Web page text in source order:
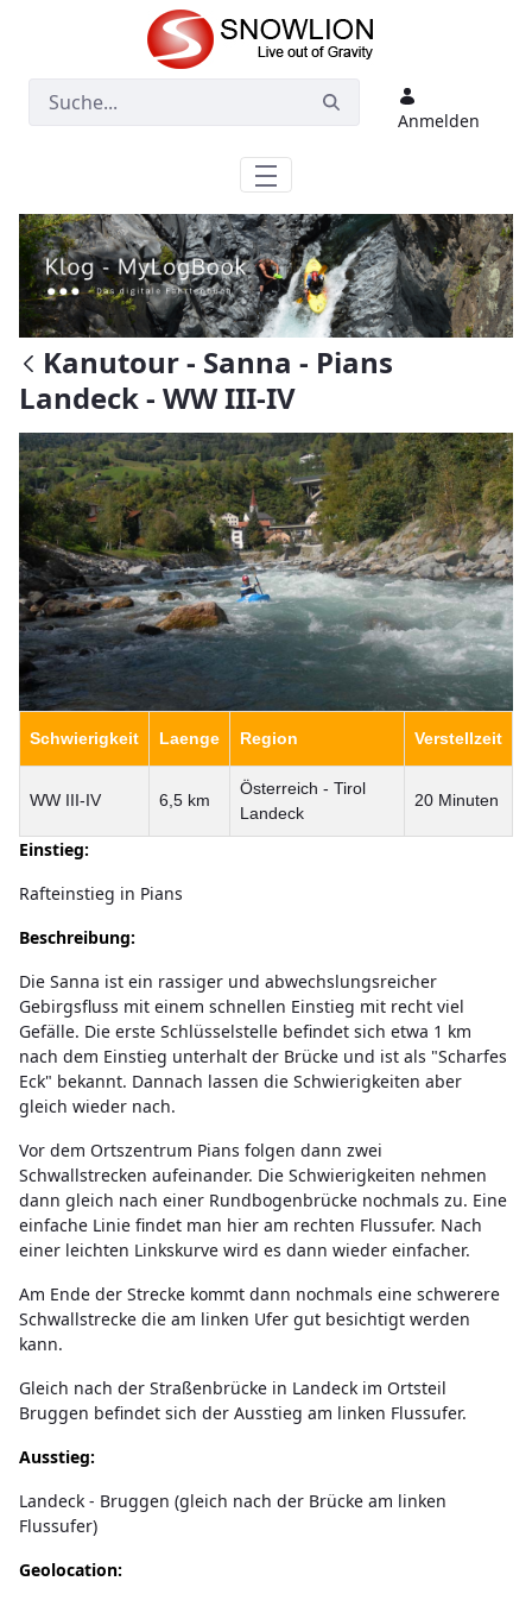
Zum Hauptinhalt springen
Anmelden
Kanutour - Sanna - Pians
Landeck - WW III-IV
Schwierigkeit Laenge Region Verstellzeit
WW III-IV 6,5 km
Österreich - Tirol
Landeck
20 Minuten
Einstieg:
Rafteinstieg in Pians
Beschreibung:
Die Sanna ist ein rassiger und abwechslungsreicher
Gebirgsfluss mit einem schnellen Einstieg mit recht viel
Gefälle. Die erste Schlüsselstelle befindet sich etwa 1 km
nach dem Einstieg unterhalt der Brücke und ist als "Scharfes
Eck" bekannt. Dannach lassen die Schwierigkeiten aber
gleich wieder nach.
Vor dem Ortszentrum Pians folgen dann zwei
Schwallstrecken aufeinander. Die Schwierigkeiten nehmen
dann gleich nach einer Rundbogenbrücke nochmals zu. Eine
einfache Linie findet man hier am rechten Flussufer. Nach
einer leichten Linkskurve wird es dann wieder einfacher.
Am Ende der Strecke kommt dann nochmals eine schwerere
Schwallstrecke die am linken Ufer gut besichtigt werden
kann.
Gleich nach der Straßenbrücke in Landeck im Ortsteil
Bruggen befindet sich der Ausstieg am linken Flussufer.
Ausstieg:
Landeck - Bruggen (gleich nach der Brücke am linken
Flussufer)
Geolocation: